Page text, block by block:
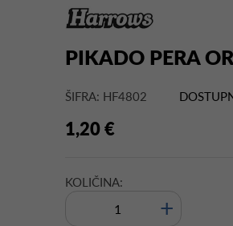
PIKADO PERA
ŠIFRA: HF4802
1,20 €
KOLIČINA:
+